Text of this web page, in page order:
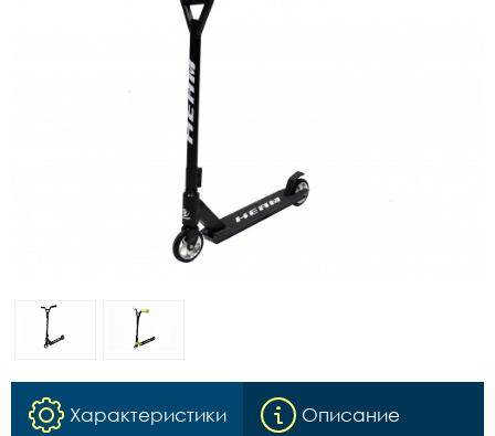
Характеристики Описание